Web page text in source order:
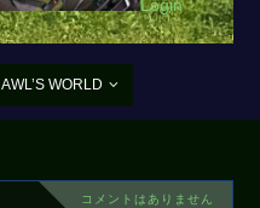
Login
AWL’S WORLD
コメントはありません